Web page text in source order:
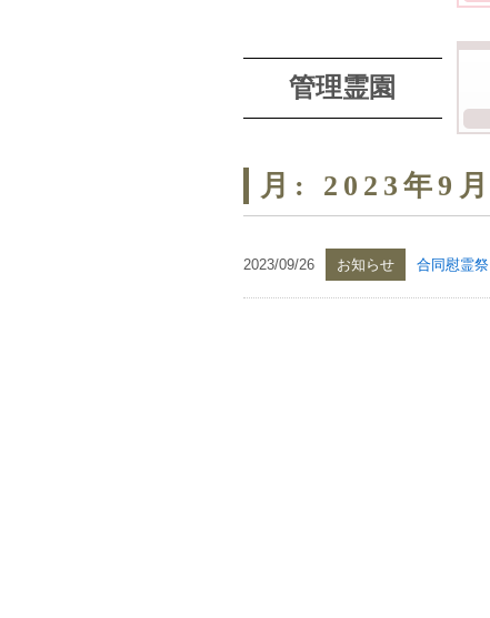
管理霊園
月: 2023年9月
2023/09/26 お知らせ 合同慰霊祭